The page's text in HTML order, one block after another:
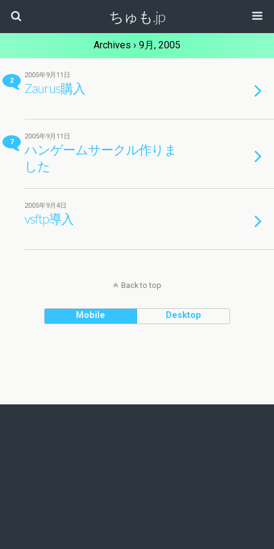
ちゅも.jp
Archives › 9月, 2005
2
2005年9月11日
Zaurus購入
7
2005年9月11日
ハンゲームサークル作りま
した
2005年9月4日
vsftp導入
Back to top
Mobile Desktop